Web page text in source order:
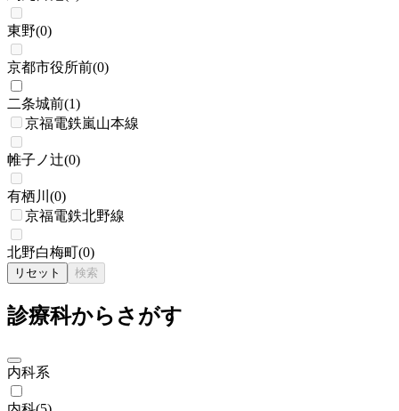
東野(0)
京都市役所前(0)
二条城前(1)
京福電鉄嵐山本線
帷子ノ辻(0)
有栖川 (0)
京福電鉄北野線
北野白梅町(0)
リセット 検索
診療科からさがす
内科系